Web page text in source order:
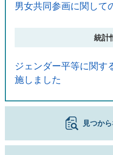
男女共同参画に関して
統計
ジェンダー平等に関す
施しました
見つか